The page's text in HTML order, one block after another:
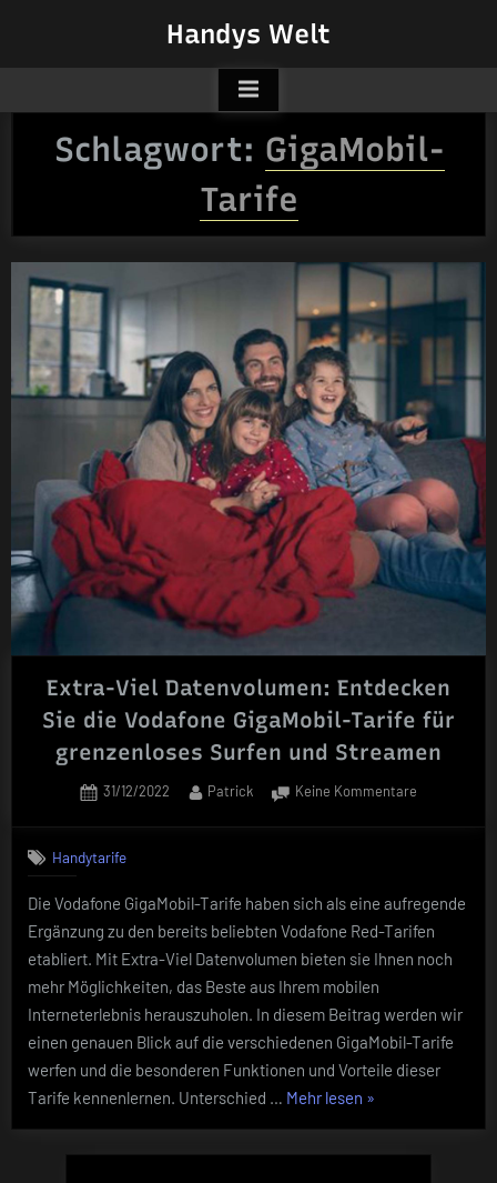
Handys Welt
Schlagwort: GigaMobil-
Tarife
Extra-Viel Datenvolumen: Entdecken
Sie die Vodafone GigaMobil-Tarife für
grenzenloses Surfen und Streamen
Posted
31/12/2022 By
Patrick Keine Kommentarezu
Sie
die
Vodafone
für
Surfen
Handytarife
Die Vodafone GigaMobil-Tarife haben sich als eine aufregende
Ergänzung zu den bereits beliebten Vodafone Red-Tarifen
etabliert. Mit Extra-Viel Datenvolumen bieten sie Ihnen noch
mehr Möglichkeiten, das Beste aus Ihrem mobilen
Interneterlebnis herauszuholen. In diesem Beitrag werden wir
einen genauen Blick auf die verschiedenen GigaMobil-Tarife
werfen und die besonderen Funktionen und Vorteile dieser
Tarife kennenlernen. Unterschied … Mehr lesen „Extra-
Datenvolumen:
»